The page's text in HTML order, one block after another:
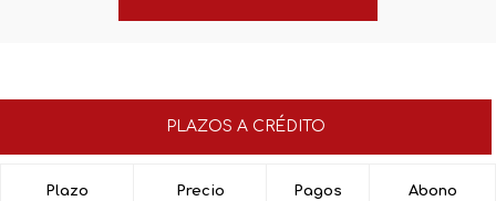
PLAZOS A CRÉDITO
Plazo Precio Pagos Abono